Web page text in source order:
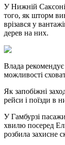
У Нижній
того, як шторм
врізався у
дерев на них.
Влада
можливості
Як запобіжні
рейси і поїзди в
У Гамбурзі
хвилю посеред
розбила захисне